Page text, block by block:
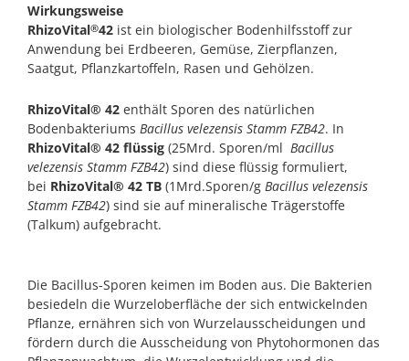
Wirkungsweise
RhizoVital®42 ist ein biologischer Bodenhilfsstoff zur
Anwendung bei Erdbeeren, Gemüse, Zierpflanzen,
Saatgut, Pflanzkartoffeln, Rasen und Gehölzen.
RhizoVital® 42enthält Sporen des natürlichen
Bodenbakteriums Bacillus velezensis Stamm FZB42. In
RhizoVital® 42 flüssig(25Mrd. Sporen/ml Bacillus
velezensis Stamm FZB42) sind diese flüssig formuliert,
bei RhizoVital® 42 TB(1Mrd.Sporen/g Bacillus velezensis
Stamm FZB42) sind sie auf mineralische Trägerstoffe
(Talkum) aufgebracht.
Die Bacillus-Sporen keimen im Boden aus. Die Bakterien
besiedeln die Wurzeloberfläche der sich entwickelnden
Pflanze, ernähren sich von Wurzelausscheidungen und
fördern durch die Ausscheidung von Phytohormonen das